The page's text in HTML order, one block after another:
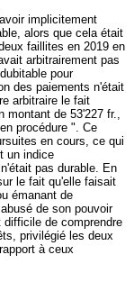
implicitement
alors que cela était
faillites en 2019 en
arbitrairement pas
pour
des paiements n'était
arbitraire le fait
montant de 53'227 fr.,
procédure ". Ce
en cours, ce qui
un indice
pas durable. En
le fait qu'elle faisait
émanant de
de son pouvoir
de comprendre
privilégié les deux
à ceux